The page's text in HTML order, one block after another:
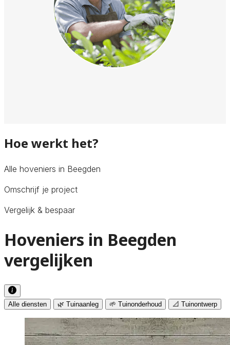
Hoe werkt het?
Alle hoveniers in Beegden
Omschrijf je project
Vergelijk & bespaar
Hoveniers in Beegden
vergelijken
Alle diensten 🌿 Tuinaanleg 🌱 Tuinonderhoud 📐 Tuinontwerp